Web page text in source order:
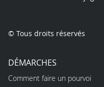
© Tous droits réservés
DÉMARCHES
Comment faire un pourvoi